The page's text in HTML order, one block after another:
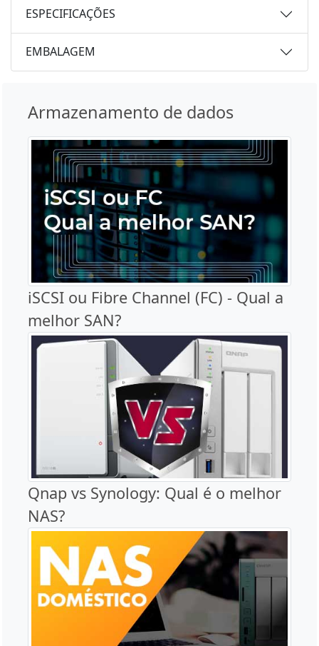
ESPECIFICAÇÕES
EMBALAGEM
Armazenamento de dados
iSCSI ou Fibre Channel (FC) - Qual a
melhor SAN?
Qnap vs Synology: Qual é o melhor
NAS?